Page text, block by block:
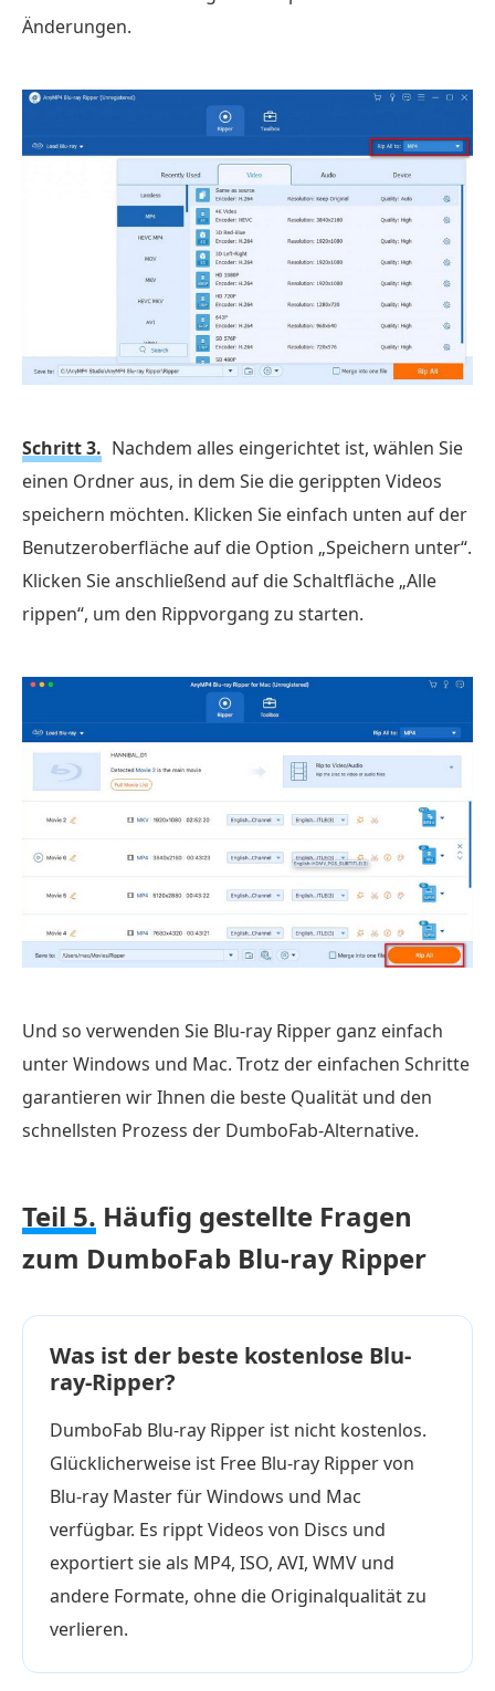
Änderungen.
Schritt 3. Nachdem alles eingerichtet ist, wählen Sie
einen Ordner aus, in dem Sie die gerippten Videos
speichern möchten. Klicken Sie einfach unten auf der
Benutzeroberfläche auf die Option „Speichern unter“.
Klicken Sie anschließend auf die Schaltfläche „Alle
rippen“, um den Rippvorgang zu starten.
Und so verwenden Sie Blu-ray Ripper ganz einfach
unter Windows und Mac. Trotz der einfachen Schritte
garantieren wir Ihnen die beste Qualität und den
schnellsten Prozess der DumboFab-Alternative.
Teil 5. Häufig gestellte Fragen
zum DumboFab Blu-ray Ripper
Was ist der beste kostenlose Blu-
ray-Ripper?
DumboFab Blu-ray Ripper ist nicht kostenlos.
Glücklicherweise ist Free Blu-ray Ripper von
Blu-ray Master für Windows und Mac
verfügbar. Es rippt Videos von Discs und
exportiert sie als MP4, ISO, AVI, WMV und
andere Formate, ohne die Originalqualität zu
verlieren.